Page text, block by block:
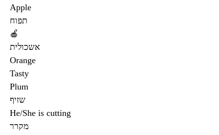
Apple
תפוח
🍎
אשכולית
Orange
Tasty
Plum
שזיף
He/She is cutting
מקרר